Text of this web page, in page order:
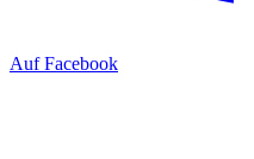
Auf Facebook